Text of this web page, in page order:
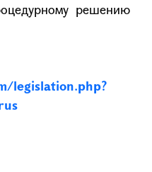
решению
legislation.php?